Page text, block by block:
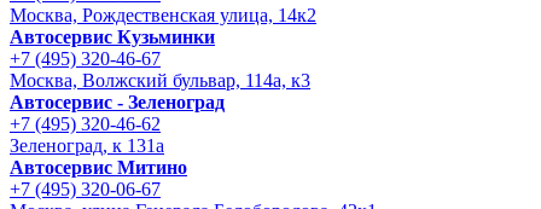
Москва, Рождественская улица, 14к2
Автосервис Кузьминки
+7 (495) 320-46-67
Москва, Волжский бульвар, 114а, к3
Автосервис - Зеленоград
+7 (495) 320-46-62
Зеленоград, к 131а
Автосервис Митино
+7 (495) 320-06-67